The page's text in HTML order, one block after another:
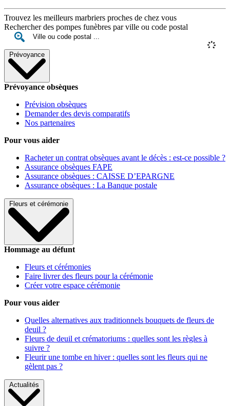
Trouvez les meilleurs marbriers proches de chez vous
Rechercher des pompes funèbres par ville ou code postal
Prévoyance
Prévoyance obsèques
Prévision obsèques
Demander des devis comparatifs
Nos partenaires
Pour vous aider
Racheter un contrat obsèques avant le décès : est-ce possible ?
Assurance obsèques FAPE
Assurance obsèques : CAISSE D’EPARGNE
Assurance obsèques : La Banque postale
Fleurs et cérémonie
Hommage au défunt
Fleurs et cérémonies
Faire livrer des fleurs pour la cérémonie
Créer votre espace cérémonie
Pour vous aider
Quelles alternatives aux traditionnels bouquets de fleurs de
deuil ?
Fleurs de deuil et crématoriums : quelles sont les règles à
suivre ?
Fleurir une tombe en hiver : quelles sont les fleurs qui ne
gèlent pas ?
Actualités